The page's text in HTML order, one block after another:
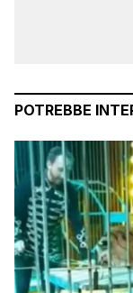
POTREBBE